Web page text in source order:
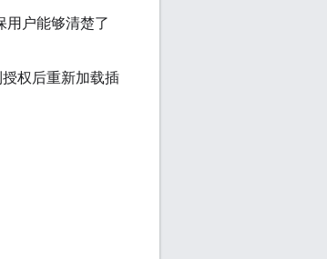
用户能够清楚了
权后重新加载插